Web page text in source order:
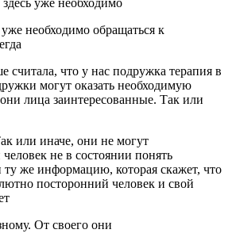
уже необходимо
уже необходимо обращаться к
считала, что у нас подружка терапия в
могут оказать необходимую
лица заинтересованные. Так или
или иначе, они не могут
не в состоянии понять
же информацию, которая скажет, что
посторонний человек и свой
От своего они